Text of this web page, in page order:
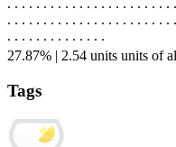
. . . . . . . . . . . . . . . . . . . . . .
. . . . . . . . . . . . . . . . . . . . . .
. . . . . . . . . . . . . .
27.87% | 2.54 units units of
Tags